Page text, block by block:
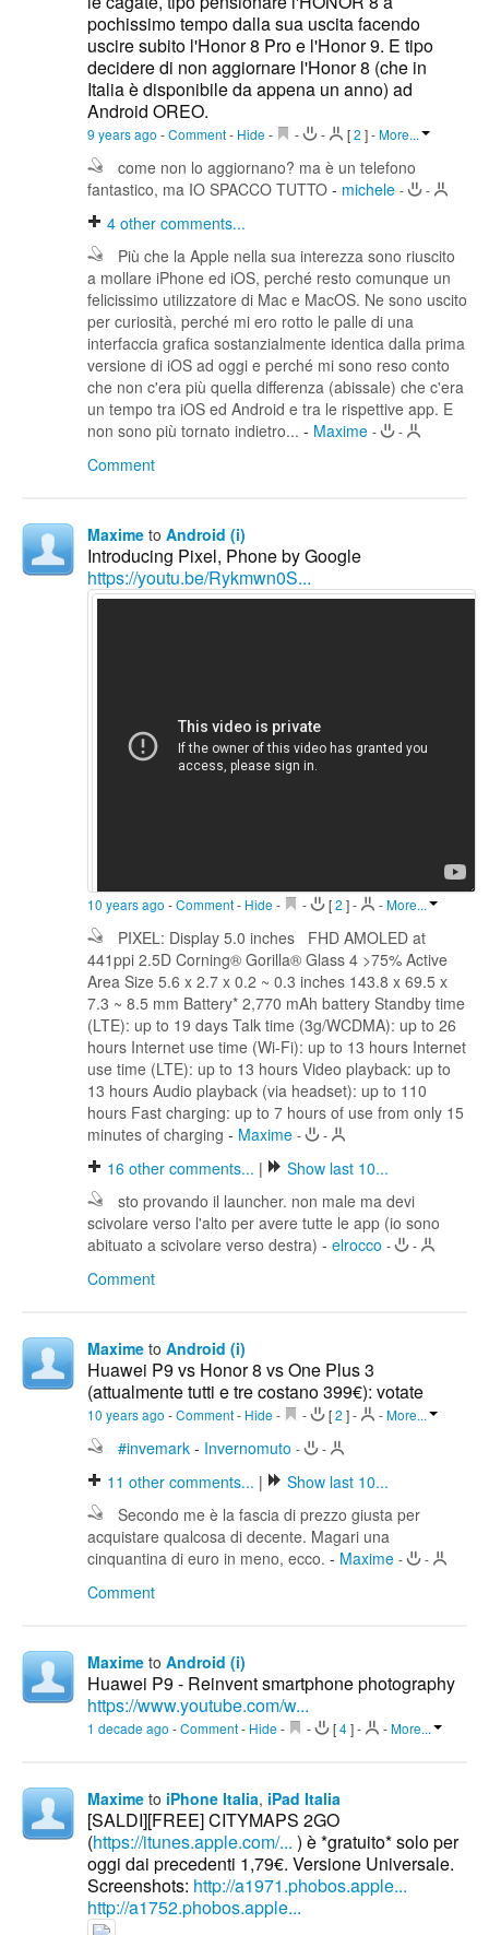
pochissimo tempo dalla sua uscita facendo
uscire subito l'Honor 8 Pro e l'Honor 9. E tipo
decidere di non aggiornare l'Honor 8 (che in
Italia è disponibile da appena un anno) ad
Android OREO.
9 years ago -Comment- Hide - - - [2 ]-More...
come non lo aggiornano? ma è un telefono
fantastico, ma IO SPACCO TUTTO - michele - -
4 other comments...
Più che la Apple nella sua interezza sono riuscito
a mollare iPhone ed iOS, perché resto comunque un
felicissimo utilizzatore di Mac e MacOS. Ne sono uscito
per curiosità, perché mi ero rotto le palle di una
interfaccia grafica sostanzialmente identica dalla prima
versione di iOS ad oggi e perché mi sono reso conto
che non c'era più quella differenza (abissale) che c'era
un tempo tra iOS ed Android e tra le rispettive app. E
non sono più tornato indietro... - Maxime - -
Comment
Maxime to Android (i)
Introducing Pixel, Phone by Google
https://youtu.be/Rykmwn0S...
10 years ago -Comment- Hide - - [2 ]- -More...
PIXEL: Display 5.0 inches FHD AMOLED at
441ppi 2.5D Corning® Gorilla® Glass 4 >75% Active
Area Size 5.6 x 2.7 x 0.2 ~ 0.3 inches 143.8 x 69.5 x
7.3 ~ 8.5 mm Battery* 2,770 mAh battery Standby time
(LTE): up to 19 days Talk time (3g/WCDMA): up to 26
hours Internet use time (Wi-Fi): up to 13 hours Internet
use time (LTE): up to 13 hours Video playback: up to
13 hours Audio playback (via headset): up to 110
hours Fast charging: up to 7 hours of use from only 15
minutes of charging - Maxime - -
16 other comments... |
Show last 10...
sto provando il launcher. non male ma devi
scivolare verso l'alto per avere tutte le app (io sono
abituato a scivolare verso destra) - elrocco - -
Comment
Maxime to Android (i)
Huawei P9 vs Honor 8 vs One Plus 3
(attualmente tutti e tre costano 399€): votate
10 years ago -Comment- Hide - - [2 ]- -More...
#invemark - Invernomuto - -
11 other comments... |
Show last 10...
Secondo me è la fascia di prezzo giusta per
acquistare qualcosa di decente. Magari una
cinquantina di euro in meno, ecco. - Maxime - -
Comment
Maxime to Android (i)
Huawei P9 - Reinvent smartphone photography
https://www.youtube.com/w...
1 decade ago -Comment- Hide - - [4]- -More...
Maxime to iPhone Italia, iPad Italia
[SALDI][FREE] CITYMAPS 2GO
(https://itunes.apple.com/... ) è *gratuito* solo per
oggi dai precedenti 1,79€. Versione Universale.
Screenshots: http://a1971.phobos.apple...
http://a1752.phobos.apple...